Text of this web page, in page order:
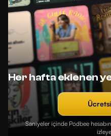
Her hafta eklenen
Saniyeler içinde Podbee